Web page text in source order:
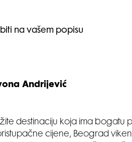
Andrijević
destinaciju koja ima bogatu
cijene, Beograd